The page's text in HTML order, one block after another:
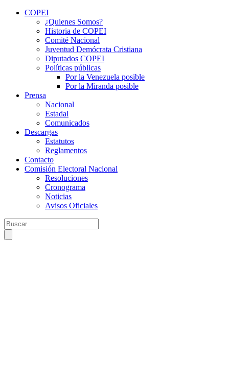
COPEI
¿Quienes Somos?
Historia de COPEI
Comité Nacional
Juventud Demócrata Cristiana
Diputados COPEI
Políticas públicas
Por la Venezuela posible
Por la Miranda posible
Prensa
Nacional
Estadal
Comunicados
Descargas
Estatutos
Reglamentos
Contacto
Comisión Electoral Nacional
Resoluciones
Cronograma
Noticias
Avisos Oficiales